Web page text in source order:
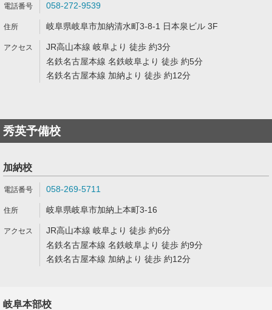
058-272-9539
岐阜県岐阜市加納清水町3-8-1 日本泉ビル 3F
JR高山本線 岐阜より 徒歩 約3分
名鉄名古屋本線 名鉄岐阜より 徒歩 約5分
名鉄名古屋本線 加納より 徒歩 約12分
秀英予備校
加納校
058-269-5711
岐阜県岐阜市加納上本町3-16
JR高山本線 岐阜より 徒歩 約6分
名鉄名古屋本線 名鉄岐阜より 徒歩 約9分
名鉄名古屋本線 加納より 徒歩 約12分
岐阜本部校